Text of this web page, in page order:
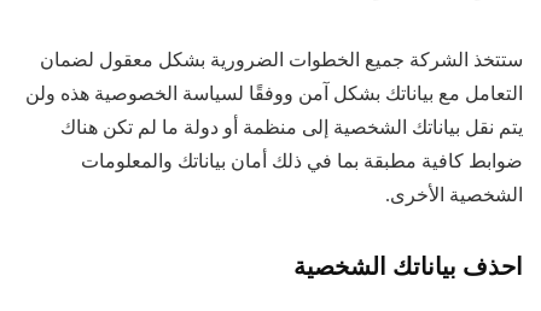
ستتخذ الشركة جميع الخطوات الضرورية بشكل معقول لضمان
التعامل مع بياناتك بشكل آمن ووفقًا لسياسة الخصوصية هذه ولن
يتم نقل بياناتك الشخصية إلى منظمة أو دولة ما لم تكن هناك
ضوابط كافية مطبقة بما في ذلك أمان بياناتك والمعلومات
الشخصية الأخرى.
احذف بياناتك الشخصية